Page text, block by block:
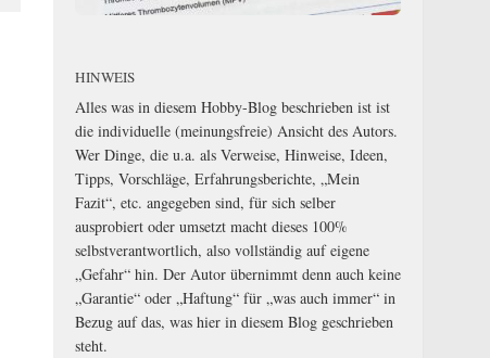
HINWEIS
Alles was in diesem Hobby-Blog beschrieben ist ist
die individuelle (meinungsfreie) Ansicht des Autors.
Wer Dinge, die u.a. als Verweise, Hinweise, Ideen,
Tipps, Vorschläge, Erfahrungsberichte, „Mein
Fazit“, etc. angegeben sind, für sich selber
ausprobiert oder umsetzt macht dieses 100%
selbstverantwortlich, also vollständig auf eigene
„Gefahr“ hin. Der Autor übernimmt denn auch keine
„Garantie“ oder „Haftung“ für „was auch immer“ in
Bezug auf das, was hier in diesem Blog geschrieben
steht.